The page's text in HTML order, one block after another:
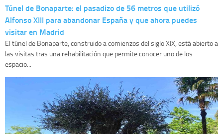
Túnel de Bonaparte: el pasadizo de 56 metros que utilizó
Alfonso XIII para abandonar España y que ahora puedes
visitar en Madrid
El túnel de Bonaparte, construido a comienzos del siglo XIX, está abierto a
las visitas tras una rehabilitación que permite conocer uno de los
espacio...